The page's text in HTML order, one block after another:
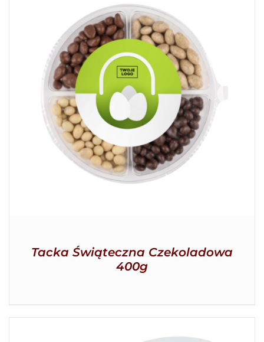
SZCZEGÓŁY
Tacka Świąteczna Czekoladowa
400g